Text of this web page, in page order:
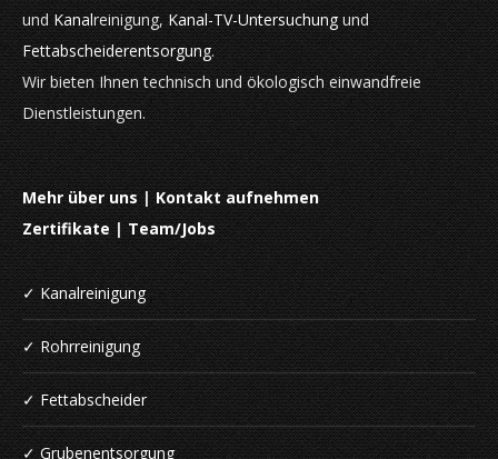
undKanalreinigung,Kanal-TV-Untersuchungund
Fettabscheiderentsorgung.
Wir bieten Ihnen technisch und ökologisch einwandfreie
Dienstleistungen.
Mehr über uns |Kontakt aufnehmen
Zertifikate|Team/Jobs
✓ Kanalreinigung
✓ Rohrreinigung
✓ Fettabscheider
✓ Grubenentsorgung